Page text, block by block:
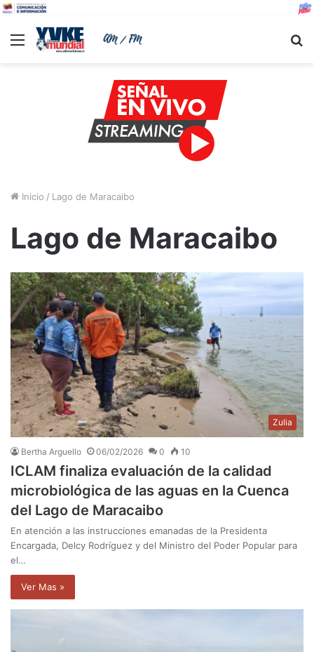
Menu
Inicio / Lago de Maracaibo
Lago de Maracaibo
Zulia
Bertha Arguello 06/02/2026 0 10
ICLAM finaliza evaluación de la calidad
microbiológica de las aguas en la Cuenca
del Lago de Maracaibo
En atención a las instrucciones emanadas de la Presidenta
Encargada, Delcy Rodríguez y del Ministro del Poder Popular para
el…
Ver Mas »